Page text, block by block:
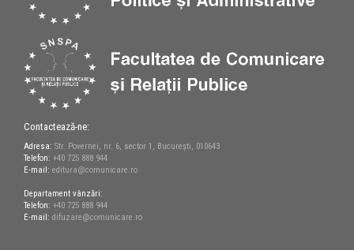
Contactează-ne:
Adresa: Str. Povernei, nr. 6, sector 1, București, 010643
Telefon: +40 725 888 944
E-mail: editura@comunicare.ro
Departament vânzări:
Telefon: +40 725 888 944
E-mail: difuzare@comunicare.ro